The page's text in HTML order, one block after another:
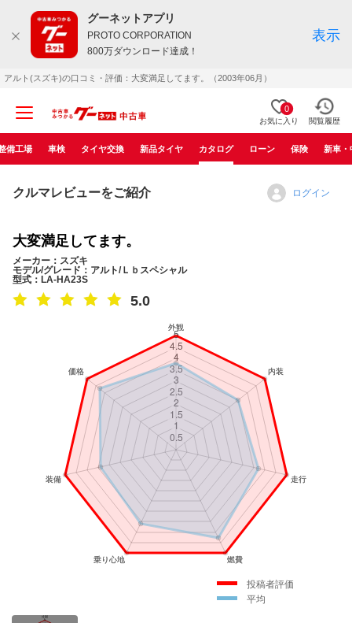
グーネットアプリ
PROTO CORPORATION
800万ダウンロード達成！
表示
アルト(スズキ)の口コミ・評価：大変満足してます。（2003年06月）
0
お気に入り 閲覧履歴
備工場 車検 タイヤ交換 新品タイヤ カタログ ローン 保険 新車・
クルマレビューをご紹介 ログイン
大変満足してます。
メーカー：スズキ
モデル/グレード：アルト/Ｌｂスペシャル
型式：LA-HA23S
5.0
投稿者評価
平均